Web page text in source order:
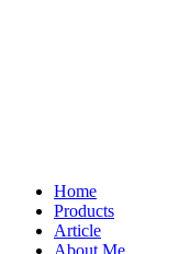
Home
Products
Article